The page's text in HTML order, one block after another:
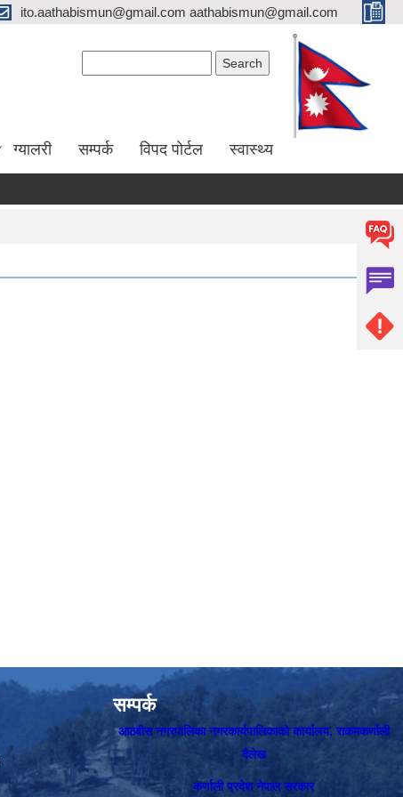
ito.aathabismun@gmail.com aathabismun@gmail.com
ग्यालरी सम्पर्क विपद पोर्टल स्वास्थ्य
सम्पर्क
आठबीस नगरपालिका नगरकार्यपालिकाकाे कार्यालय, राकमकर्णाली
दैलेख
कर्णाली प्रदेश नेपाल सरकार